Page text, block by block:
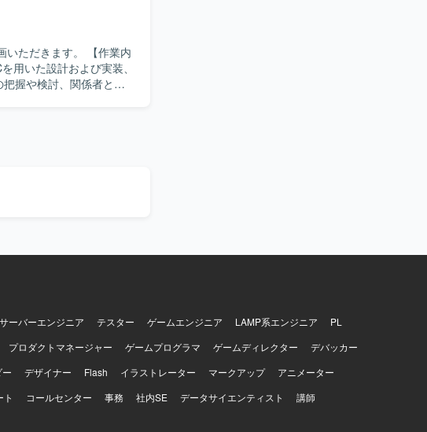
み開発のような領域に
として開発していただき
ます。 【作業内
用いた設計および実装、
握や検討、関係者との
る方が望ましいです。
キルアップできる環境で
サーバーエンジニア テスター ゲームエンジニア LAMP系エンジニア
PL
プロダクトマネージャー ゲームプログラマ ゲームディレクター
デバッカー
ー デザイナー Flash イラストレーター マークアップ
アニメーター
ト コールセンター 事務 社内SE データサイエンティスト 講師